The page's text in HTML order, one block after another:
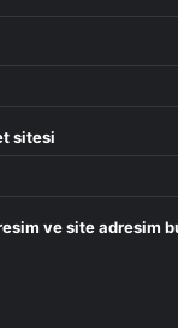
sitesi
ve site adresim